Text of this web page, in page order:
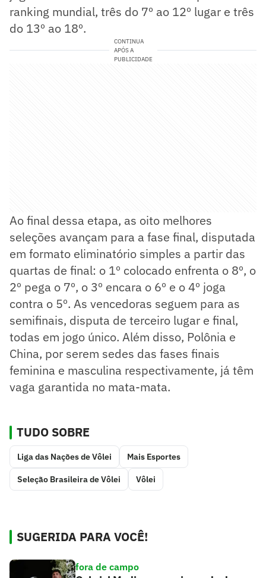
ranking mundial, três do 7º ao 12º lugar e três
do 13º ao 18º.
CONTINUA
APÓS A
PUBLICIDADE
Ao final dessa etapa, as oito melhores
seleções avançam para a fase final, disputada
em formato eliminatório simples a partir das
quartas de final: o 1º colocado enfrenta o 8º, o
2º pega o 7º, o 3º encara o 6º e o 4º joga
contra o 5º. As vencedoras seguem para as
semifinais, disputa de terceiro lugar e final,
todas em jogo único. Além disso, Polônia e
China, por serem sedes das fases finais
feminina e masculina respectivamente, já têm
vaga garantida no mata-mata.
TUDO SOBRE
Liga das Nações de Vôlei Mais Esportes
Seleção Brasileira de Vôlei Vôlei
SUGERIDA PARA VOCÊ!
fora de campo